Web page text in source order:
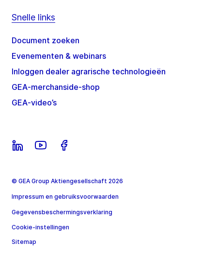
Snelle links
Document zoeken
Evenementen & webinars
Inloggen dealer agrarische technologieën
GEA-merchanside-shop
GEA-video’s
© GEA Group Aktiengesellschaft 2026
Impressum en gebruiksvoorwaarden
Gegevensbeschermingsverklaring
Cookie-instellingen
Sitemap